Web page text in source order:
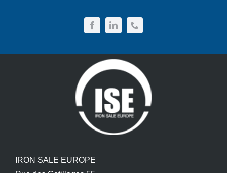
IRON SALE EUROPE